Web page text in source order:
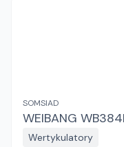
SOMSIAD
WEIBANG
Wertykulatory